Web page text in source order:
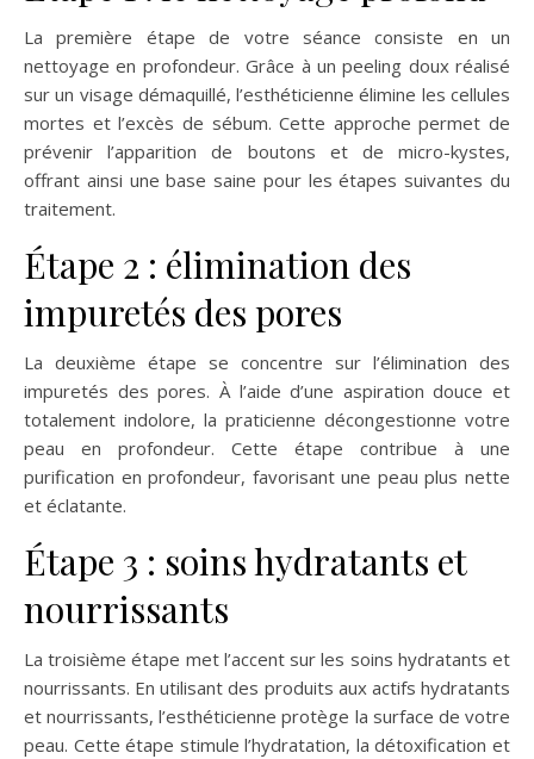
La première étape de votre séance consiste en un
nettoyage en profondeur. Grâce à un peeling doux réalisé
sur un visage démaquillé, l’esthéticienne élimine les cellules
mortes et l’excès de sébum. Cette approche permet de
prévenir l’apparition de boutons et de micro-kystes,
offrant ainsi une base saine pour les étapes suivantes du
traitement.
Étape 2 : élimination des
impuretés des pores
La deuxième étape se concentre sur l’élimination des
impuretés des pores. À l’aide d’une aspiration douce et
totalement indolore, la praticienne décongestionne votre
peau en profondeur. Cette étape contribue à une
purification en profondeur, favorisant une peau plus nette
et éclatante.
Étape 3 : soins hydratants et
nourrissants
La troisième étape met l’accent sur les soins hydratants et
nourrissants. En utilisant des produits aux actifs hydratants
et nourrissants, l’esthéticienne protège la surface de votre
peau. Cette étape stimule l’hydratation, la détoxification et